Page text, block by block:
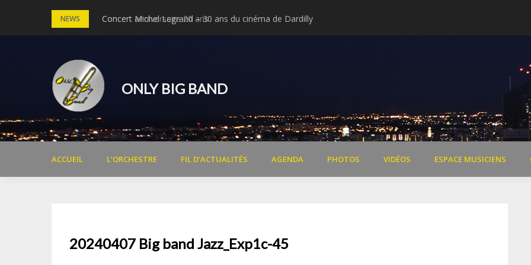
NEWS Concert anniversaire 20 ans
Concert Michel Legrand – 30 ans du cinéma de Dardilly
ONLY BIG BAND
ACCUEIL L’ORCHESTRE FIL D’ACTUALITÉS AGENDA PHOTOS VIDÉOS ESPACE MUSICIENS
20240407 Big band Jazz_Exp1c-45